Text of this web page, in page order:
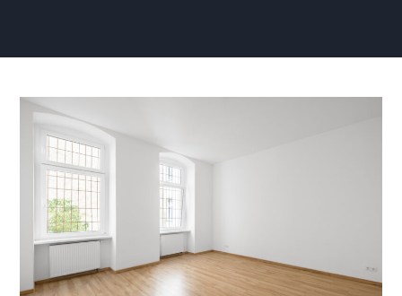
Glasvlies
Structuur:
Stijlvolle
Duurzame